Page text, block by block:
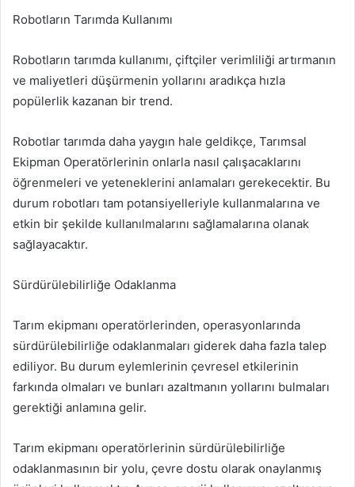
Robotların Tarımda Kullanımı
Robotların tarımda kullanımı, çiftçiler verimliliği artırmanın
ve maliyetleri düşürmenin yollarını aradıkça hızla
popülerlik kazanan bir trend.
Robotlar tarımda daha yaygın hale geldikçe, Tarımsal
Ekipman Operatörlerinin onlarla nasıl çalışacaklarını
öğrenmeleri ve yeteneklerini anlamaları gerekecektir. Bu
durum robotları tam potansiyelleriyle kullanmalarına ve
etkin bir şekilde kullanılmalarını sağlamalarına olanak
sağlayacaktır.
Sürdürülebilirliğe Odaklanma
Tarım ekipmanı operatörlerinden, operasyonlarında
sürdürülebilirliğe odaklanmaları giderek daha fazla talep
ediliyor. Bu durum eylemlerinin çevresel etkilerinin
farkında olmaları ve bunları azaltmanın yollarını bulmaları
gerektiği anlamına gelir.
Tarım ekipmanı operatörlerinin sürdürülebilirliğe
odaklanmasının bir yolu, çevre dostu olarak onaylanmış